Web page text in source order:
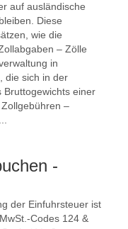
auf ausländische
Diese
wie die
– Zölle
in
die sich in der
Bruttogewichts einer
–
-
der Einfuhrsteuer ist
Codes 124 &